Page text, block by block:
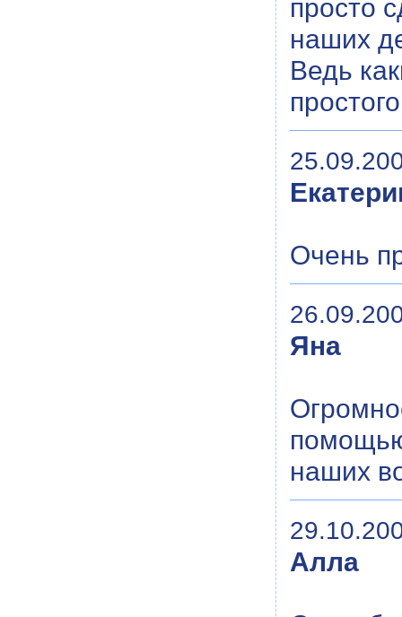
просто
наших
Ведь
Очень
Яна
наших
Алла